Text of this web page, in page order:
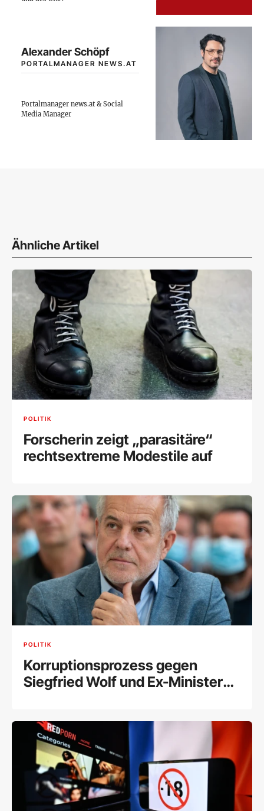
Alexander Schöpf
PORTALMANAGER NEWS.AT
Portalmanager news.at & Social
Media Manager
Ähnliche Artikel
POLITIK
Forscherin zeigt „parasitäre“
rechtsextreme Modestile auf
POLITIK
Korruptionsprozess gegen
Siegfried Wolf und Ex-Minister